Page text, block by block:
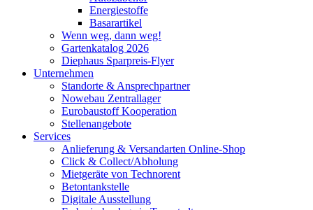
Energiestoffe
Basarartikel
Wenn weg, dann weg!
Gartenkatalog 2026
Diephaus Sparpreis-Flyer
Unternehmen
Standorte & Ansprechpartner
Nowebau Zentrallager
Eurobaustoff Kooperation
Stellenangebote
Services
Anlieferung & Versandarten Online-Shop
Click & Collect/Abholung
Mietgeräte von Technorent
Betontankstelle
Digitale Ausstellung